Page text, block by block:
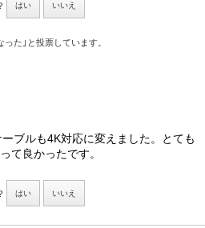
はい いいえ
た｣と投票しています。
ブルも4K対応に変えました。とても
て良かったです。
はい いいえ